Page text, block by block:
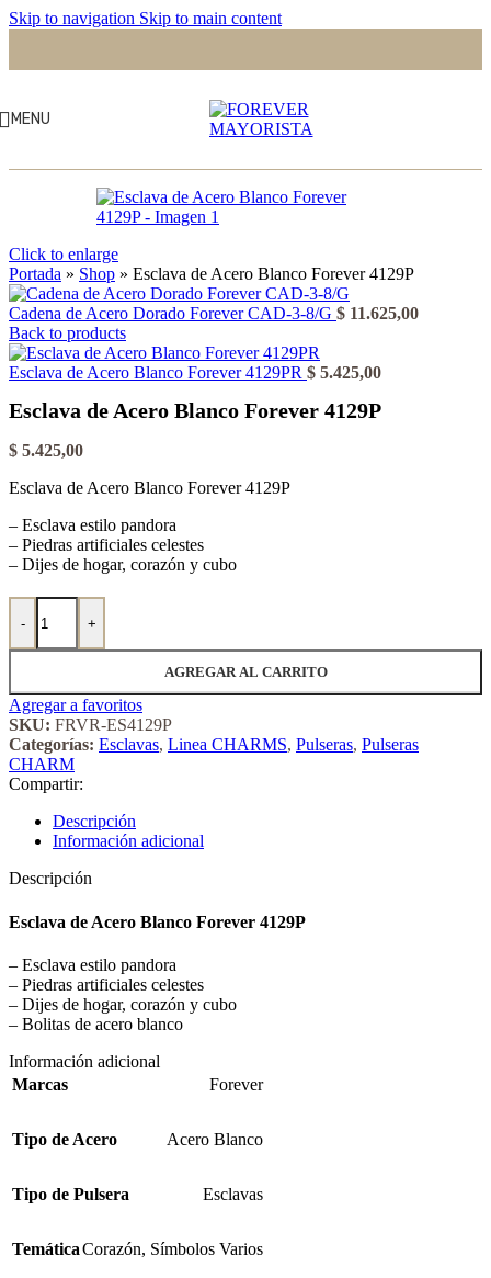
Skip to navigation Skip to main content
MENU
Click to enlarge
Portada » Shop » Esclava de Acero Blanco Forever 4129P
Cadena de Acero Dorado Forever CAD-3-8/G $ 11.625,00
Back to products
Esclava de Acero Blanco Forever 4129PR $ 5.425,00
Esclava de Acero Blanco Forever 4129P
$ 5.425,00
Esclava de Acero Blanco Forever 4129P
– Esclava estilo pandora
– Piedras artificiales celestes
– Dijes de hogar, corazón y cubo
-
Esclava de Acero Blanco Forever 4129P cantidad
+
AGREGAR AL CARRITO
Agregar a favoritos
SKU: FRVR-ES4129P
Categorías: Esclavas, Linea CHARMS, Pulseras, Pulseras
CHARM
Compartir:
Descripción
Información adicional
Descripción
Esclava de Acero Blanco Forever 4129P
– Esclava estilo pandora
– Piedras artificiales celestes
– Dijes de hogar, corazón y cubo
– Bolitas de acero blanco
Información adicional
Marcas
Forever
Tipo de Acero Acero Blanco
Tipo de Pulsera Esclavas
TemáticaCorazón, Símbolos Varios